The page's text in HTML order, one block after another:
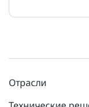
Отрасли